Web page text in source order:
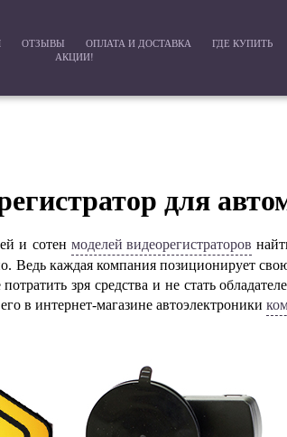
ОТЗЫВЫ ОПЛАТА И ДОСТАВКА ГДЕ КУПИТЬ
АКЦИИ!
для
и сотен моделей видеорегистраторов
Ведь каждая компания позиционирует
зря средства и не стать
в интернет-магазине автоэлектроники